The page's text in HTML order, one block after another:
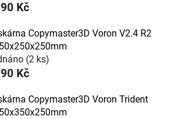
Kč
Copymaster3D Voron V2.4 R2
(2 ks)
Kč
Copymaster3D Voron Trident